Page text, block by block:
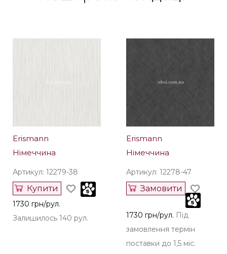
Erismann
Німеччина
Артикул: 12279-38
Купити
1730 грн/рул.
Залишилось 140 рул.
Erismann
Німеччина
Артикул: 12278-47
Замовити
1730 грн/рул. Під
замовлення термін
поставки до 1,5 міс.